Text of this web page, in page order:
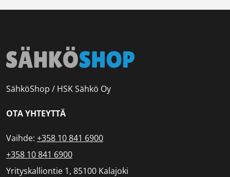
SähköShop / HSK Sähkö Oy
OTA YHTEYTTÄ
Vaihde: +358 10 841 6900
+358 10 841 6900
Yrityskalliontie 1, 85100 Kalajoki